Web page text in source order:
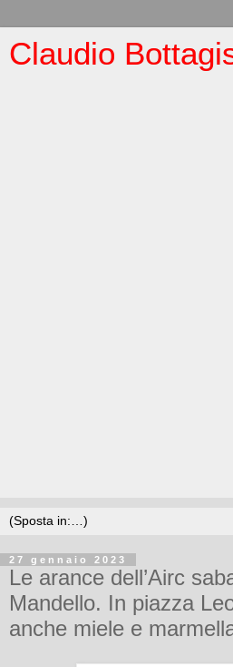
Claudio
27 gennaio 2023
Le arance dell’Airc
Mandello. In piazza
anche miele e